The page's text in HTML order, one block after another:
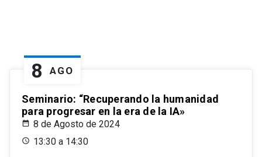
8 AGO
Seminario: “Recuperando la humanidad
para progresar en la era de la IA»
8 de Agosto de 2024
13:30 a 14:30